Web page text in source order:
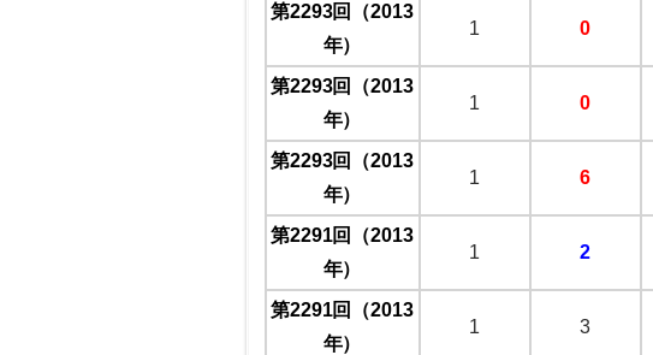
第2293回（2013
年）
1 0
第2293回（2013
年）
1 0
第2293回（2013
年）
1 6
第2291回（2013
年）
1 2
第2291回（2013
年）
1 3